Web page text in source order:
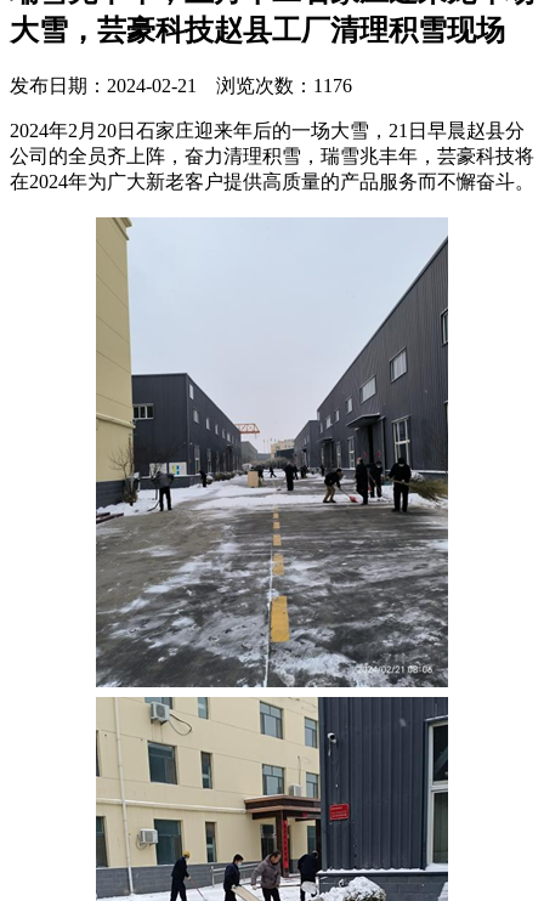
大雪，芸豪科技赵县工厂清理积雪现场
发布日期：2024-02-21 浏览次数：1176
2024年2月20日石家庄迎来年后的一场大雪，21日早晨赵县分
公司的全员齐上阵，奋力清理积雪，瑞雪兆丰年，芸豪科技将
在2024年为广大新老客户提供高质量的产品服务而不懈奋斗。